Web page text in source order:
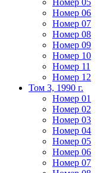
Номер 05
Номер 06
Номер 07
Номер 08
Номер 09
Номер 10
Номер 11
Номер 12
Том 3, 1990 г.
Номер 01
Номер 02
Номер 03
Номер 04
Номер 05
Номер 06
Номер 07